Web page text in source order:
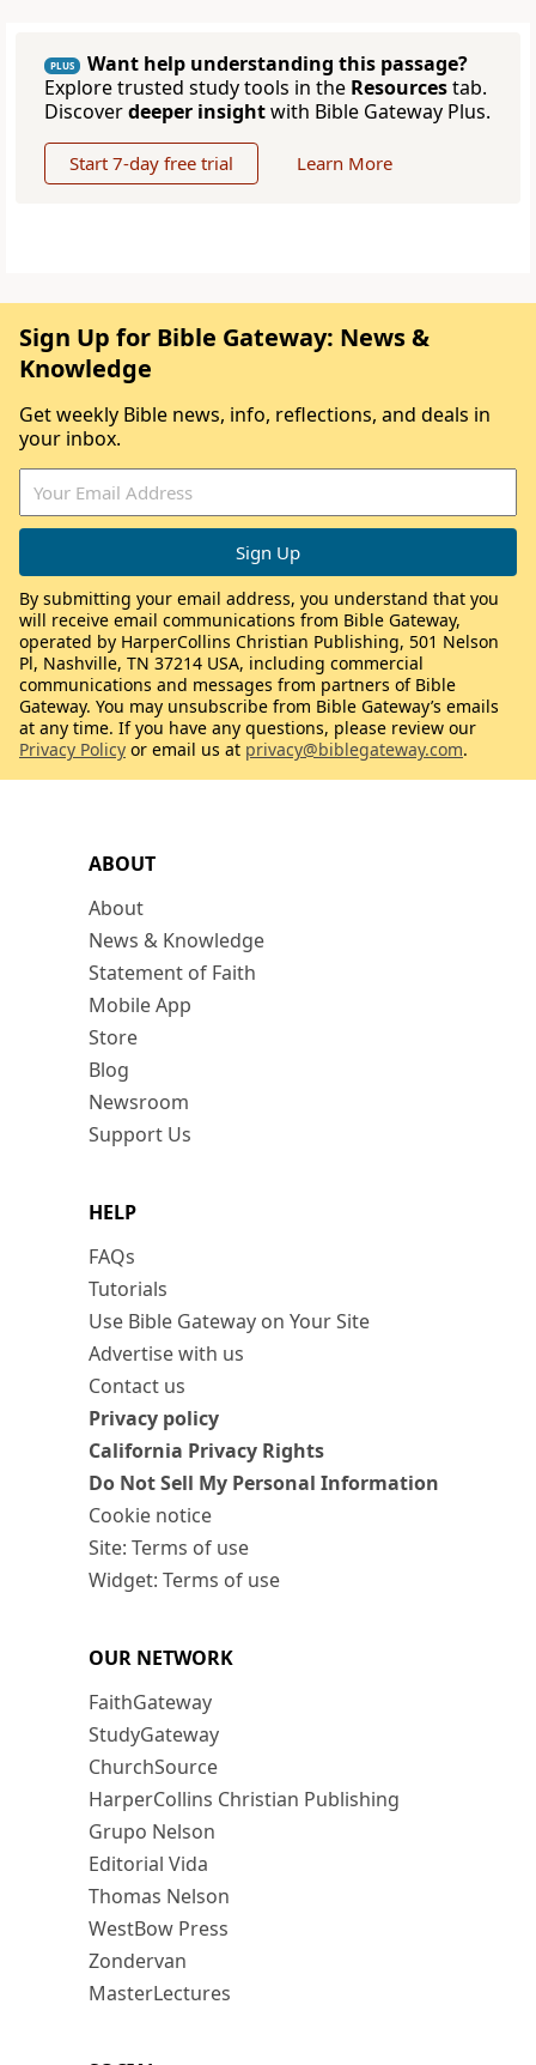
PLUS
Want help understanding this passage?
Explore trusted study tools in the Resourcestab.
Discoverdeeper insightwith Bible Gateway Plus.
Start 7-day free trial Learn More
ABOUT
About
News & Knowledge
Statement of Faith
Mobile App
Store
Blog
Newsroom
Support Us
HELP
FAQs
Tutorials
Use Bible Gateway on Your Site
Advertise with us
Contact us
Privacy policy
California Privacy Rights
Do Not Sell My Personal Information
Cookie notice
Site: Terms of use
Widget: Terms of use
OUR NETWORK
FaithGateway
StudyGateway
ChurchSource
HarperCollins Christian Publishing
Grupo Nelson
Editorial Vida
Thomas Nelson
WestBow Press
Zondervan
MasterLectures
Sign Up for Bible Gateway: News &
Knowledge
Get weekly Bible news, info, reflections, and deals in
your inbox.
By submitting your email address, you understand that you
will receive email communications from Bible Gateway,
operated by HarperCollins Christian Publishing, 501 Nelson
Pl, Nashville, TN 37214 USA, including commercial
communications and messages from partners of Bible
Gateway. You may unsubscribe from Bible Gateway’s emails
at any time. If you have any questions, please review our
Privacy Policy or email us at privacy@biblegateway.com.